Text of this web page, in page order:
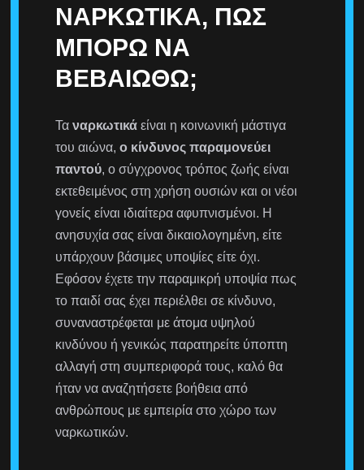
ΝΑΡΚΩΤΙΚΆ, ΠΩΣ
ΜΠΟΡΏ ΝΑ
ΒΕΒΑΙΩΘΏ;
Ταναρκωτικά είναι η κοινωνική μάστιγα
του αιώνα,ο κίνδυνος παραμονεύει
παντού, ο σύγχρονος τρόπος ζωής είναι
εκτεθειμένος στη χρήση ουσιών και οι νέοι
γονείς είναι ιδιαίτερα αφυπνισμένοι. Η
ανησυχία σας είναι δικαιολογημένη, είτε
υπάρχουν βάσιμες υποψίες είτε όχι.
Εφόσον έχετε την παραμικρή υποψία πως
το παιδί σας έχει περιέλθει σε κίνδυνο,
συναναστρέφεται με άτομα υψηλού
κινδύνου ή γενικώς παρατηρείτε ύποπτη
αλλαγή στη συμπεριφορά τους, καλό θα
ήταν να αναζητήσετε βοήθεια από
ανθρώπους με εμπειρία στο χώρο των
ναρκωτικών.